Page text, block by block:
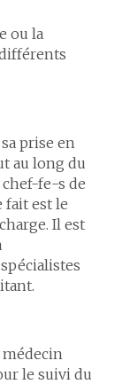
ou la
prise en
au long du
fe-s de
fait est le
Il est
le suivi du